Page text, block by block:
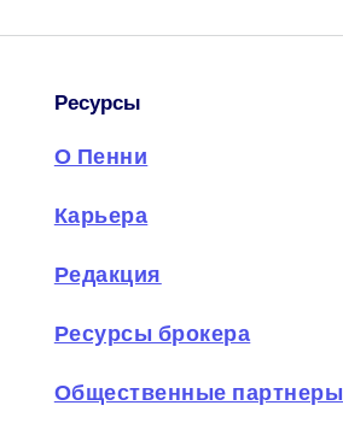
Ресурсы
О Пенни
Карьера
Редакция
Ресурсы брокера
Общественные партнеры